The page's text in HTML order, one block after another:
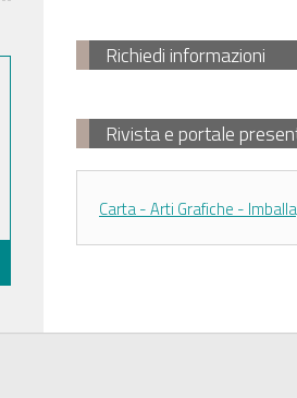
Richiedi informazioni
Rivista e portale
Carta - Arti Grafiche -